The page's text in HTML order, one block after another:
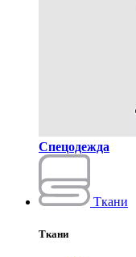
Спецодежда
Ткани
Ткани